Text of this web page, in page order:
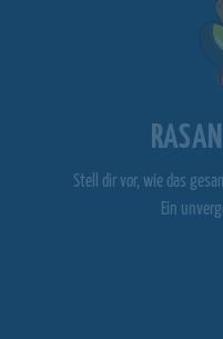
Stell dir vor, wie das
Ein